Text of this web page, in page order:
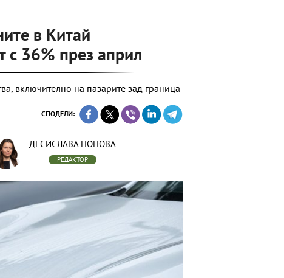
в Китай
с 36% през април
включително на пазарите зад граница
СПОДЕЛИ:
ДЕСИСЛАВА ПОПОВА
РЕДАКТОР